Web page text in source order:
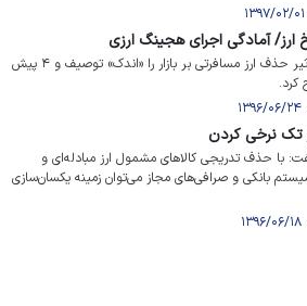
رئیس صندوق ضمانت صادرات تاثیر حذف ارز مسافرتی بر بازار را «اندک» توصیف و ۴ پیش
کرد.
تک نرخی کردن
حذف تدریجی کالاهای مشمول ارز مبادله‌ای و
بانکی و صرافی‌های مجاز می‌توان زمینه یکسان‌سازی